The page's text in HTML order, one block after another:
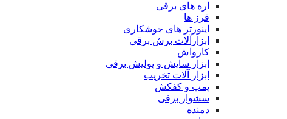
اره های برقی
فرز ها
اینورتر های جوشکاری
ابزارآلات برش برقی
کارواش
ابزار سایش و پولیش برقی
ابزار آلات تخریب
پمپ و کفکش
سشوار برقی
دمنده